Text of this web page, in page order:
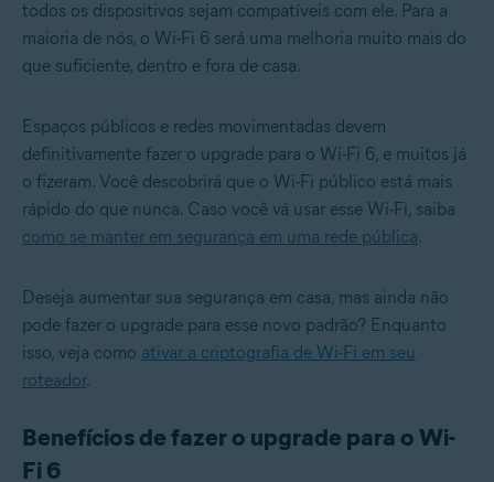
todos os dispositivos sejam compatíveis com ele. Para a
maioria de nós, o Wi-Fi 6 será uma melhoria muito mais do
que suficiente, dentro e fora de casa.
Espaços públicos e redes movimentadas devem
definitivamente fazer o upgrade para o Wi-Fi 6, e muitos já
o fizeram. Você descobrirá que o Wi-Fi público está mais
rápido do que nunca. Caso você vá usar esse Wi-Fi, saiba
como se manter em segurança em uma rede pública.
Deseja aumentar sua segurança em casa, mas ainda não
pode fazer o upgrade para esse novo padrão? Enquanto
isso, veja como ativar a criptografia de Wi-Fi em seu
roteador.
Benefícios de fazer o upgrade para o Wi-
Fi 6